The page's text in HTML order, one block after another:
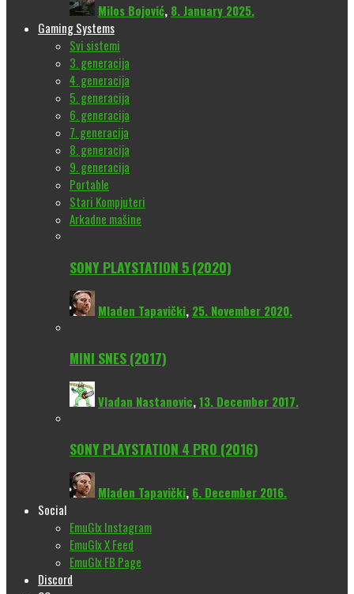
Milos Bojović, 8. January 2025.
Gaming Systems
Svi sistemi
3. generacija
4. generacija
5. generacija
6. generacija
7. generacija
8. generacija
9. generacija
Portable
Stari Kompjuteri
Arkadne mašine
SONY PLAYSTATION 5 (2020)
Mladen Tapavički, 25. November 2020.
MINI SNES (2017)
Vladan Nastanovic,13. December 2017.
SONY PLAYSTATION 4 PRO (2016)
Mladen Tapavički, 6. December 2016.
Social
EmuGlx Instagram
EmuGlx X Feed
EmuGlx FB Page
Discord